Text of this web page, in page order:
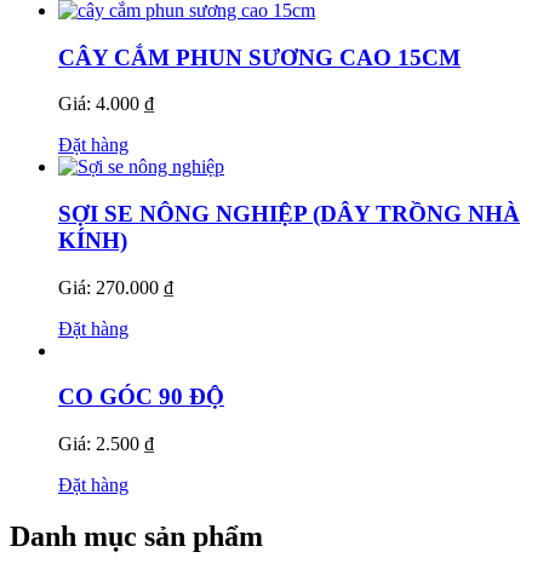
CÂY CẮM PHUN SƯƠNG CAO 15CM
Giá: 4.000 ₫
Đặt hàng
SỢI SE NÔNG NGHIỆP (DÂY TRỒNG NHÀ
KÍNH)
Giá: 270.000 ₫
Đặt hàng
CO GÓC 90 ĐỘ
Giá: 2.500 ₫
Đặt hàng
Danh mục sản phẩm